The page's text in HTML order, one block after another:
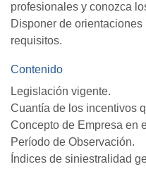
profesionales y conozca
Disponer de
requisitos.
Contenido
Legislación vigente.
Cuantía de los incentivos
Concepto de Empresa en
Período de Observación.
Índices de siniestralidad